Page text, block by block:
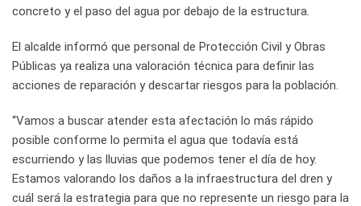
concreto y el paso del agua por debajo de la estructura.
El alcalde informó que personal de Protección Civil y Obras
Públicas ya realiza una valoración técnica para definir las
acciones de reparación y descartar riesgos para la población.
“Vamos a buscar atender esta afectación lo más rápido
posible conforme lo permita el agua que todavía está
escurriendo y las lluvias que podemos tener el día de hoy.
Estamos valorando los daños a la infraestructura del dren y
cuál será la estrategia para que no represente un riesgo para la